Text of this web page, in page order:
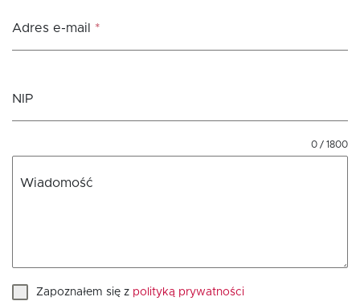
Adres e-mail *
NIP
Wiadomość
0 / 1800
Zapoznałem się z polityką prywatności